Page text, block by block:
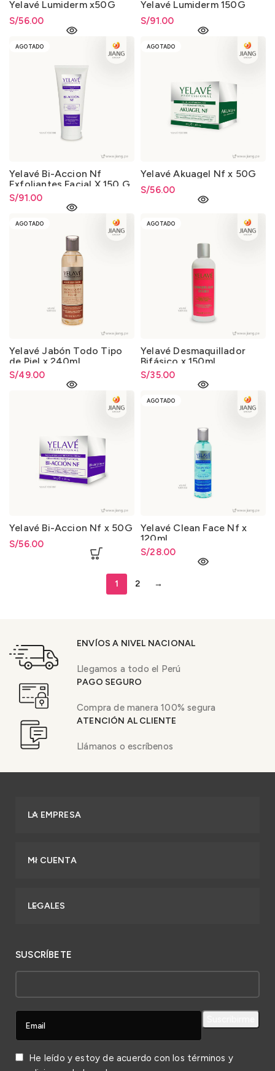
Yelavé Lumiderm x50G
S/56.00
Yelavé Lumiderm 150G
S/91.00
AGOTADO
Yelavé Bi-Accion Nf
Exfoliantes Facial X 150 G
S/91.00
AGOTADO
Yelavé Akuagel Nf x 50G
S/56.00
AGOTADO
Yelavé Jabón Todo Tipo
de Piel x 240ml.
S/49.00
AGOTADO
Yelavé Desmaquillador
Bifásico x 150ml.
S/35.00
Yelavé Bi-Accion Nf x 50G
S/56.00
AGOTADO
Yelavé Clean Face Nf x
120ml.
S/28.00
1 2 →
ENVÍOS A NIVEL NACIONAL
Llegamos a todo el Perú
PAGO SEGURO
Compra de manera 100% segura
ATENCIÓN AL CLIENTE
Llámanos o escríbenos
LA EMPRESA
MI CUENTA
LEGALES
SUSCRÍBETE
He leído y estoy de acuerdo con los términos y